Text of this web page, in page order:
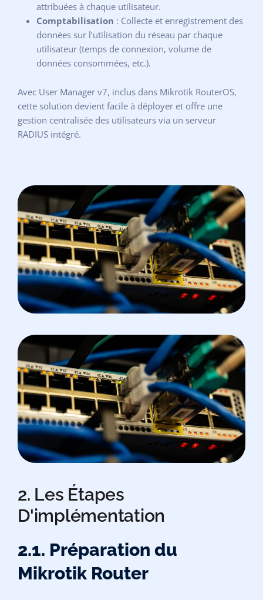
attribuées à chaque utilisateur.
Comptabilisation : Collecte et enregistrement des
données sur l’utilisation du réseau par chaque
utilisateur (temps de connexion, volume de
données consommées, etc.).
Avec User Manager v7, inclus dans Mikrotik RouterOS,
cette solution devient facile à déployer et offre une
gestion centralisée des utilisateurs via un serveur
RADIUS intégré.
2. Les Étapes
D'implémentation
2.1. Préparation du
Mikrotik Router